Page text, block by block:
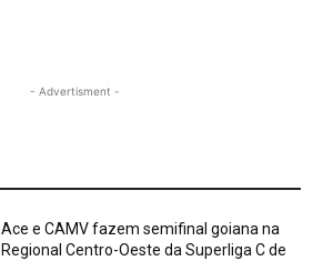
- Advertisment -
Ace e CAMV fazem semifinal goiana na
Regional Centro-Oeste da Superliga C de